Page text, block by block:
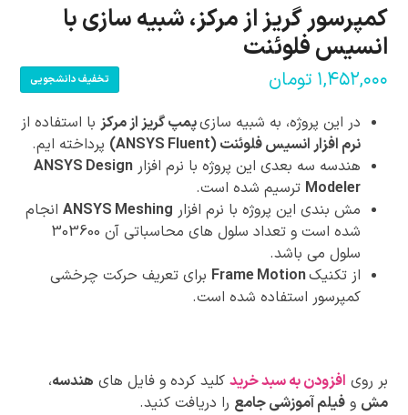
کمپرسور گریز از مرکز، شبیه سازی با
انسیس فلوئنت
۱,۴۵۲,۰۰۰ تومان تخفیف دانشجویی
در این پروژه، به شبیه سازیپمپ گریز از مرکز با استفاده از
نرم افزار انسیس فلوئنت (ANSYS Fluent)
پرداخته ایم.
هندسه سه بعدی این پروژه با نرم افزارANSYS Design
Modeler ترسیم شده است.
مش بندی این پروژه با نرم افزار ANSYS Meshing انجام
شده است و تعداد سلول های محاسباتی آن 303600
سلول می باشد.
از تکنیکFrame Motion
برای تعریف حرکت چرخشی
کمپرسور استفاده شده است.
بر روی افزودن به سبد خرید کلید کرده و فایل های هندسه،
مش وفیلم آموزشی جامع را دریافت کنید.